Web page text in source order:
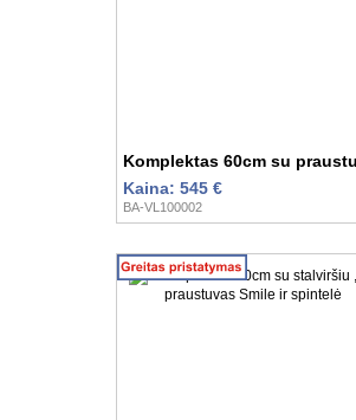
Komplektas 60cm su
Kaina: 545 €
BA-VL100002